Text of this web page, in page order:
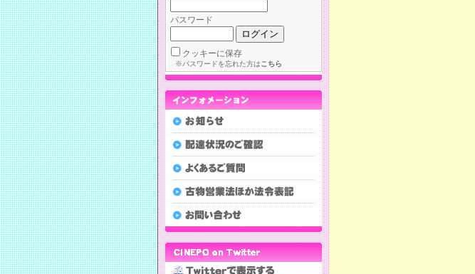
パスワード
クッキーに保存
※パスワードを忘れた方はこちら